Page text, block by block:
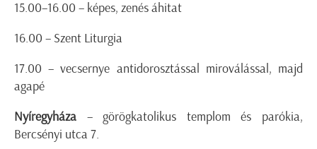
15.00–16.00 – képes, zenés áhitat
16.00 – Szent Liturgia
17.00 – vecsernye antidorosztással miroválással, majd
agapé
Nyíregyháza – görögkatolikus templom és parókia,
Bercsényi utca 7.